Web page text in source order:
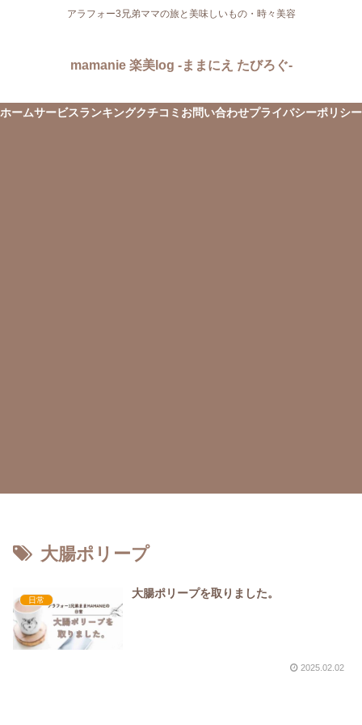
アラフォー3兄弟ママの旅と美味しいもの・時々美容
mamanie 楽美log -ままにえ たびろぐ-
ホームサービスランキングクチコミ お問い合わせプライバシーポリシー
大腸ポリープ
日常
大腸ポリープを取りました。
2025.02.02